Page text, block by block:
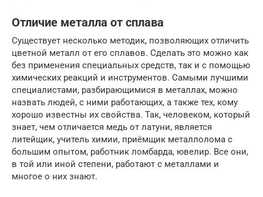
Отличие металла от сплава
Существует несколько методик, позволяющих отличить
цветной металл от его сплавов. Сделать это можно как
без применения специальных средств, так и с помощью
химических реакций и инструментов. Самыми лучшими
специалистами, разбирающимися в металлах, можно
назвать людей, с ними работающих, а также тех, кому
хорошо известны их свойства. Так, человеком, который
знает, чем отличается медь от латуни, является
литейщик, учитель химии, приёмщик металлолома с
большим опытом, работник ломбарда, ювелир. Все они,
в той или иной степени, работают с металлами и
многое о них знают.